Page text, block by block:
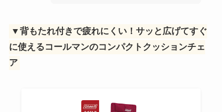
▼背もたれ付きで疲れにくい！サッと広げてすぐ
に使えるコールマンのコンパクトクッションチェ
ア